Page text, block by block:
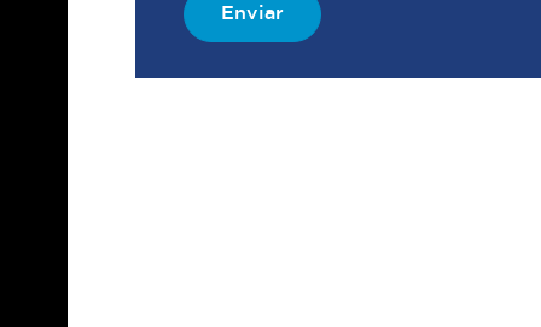
Enviar